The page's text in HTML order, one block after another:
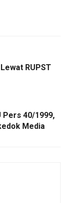
RUPST
Pers 40/1999,
Media